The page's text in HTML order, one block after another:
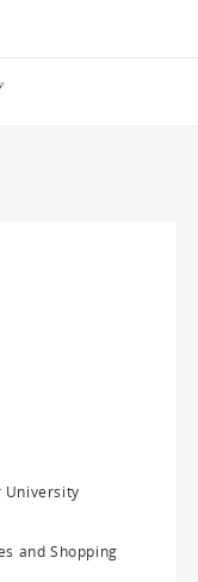
University
and Shopping